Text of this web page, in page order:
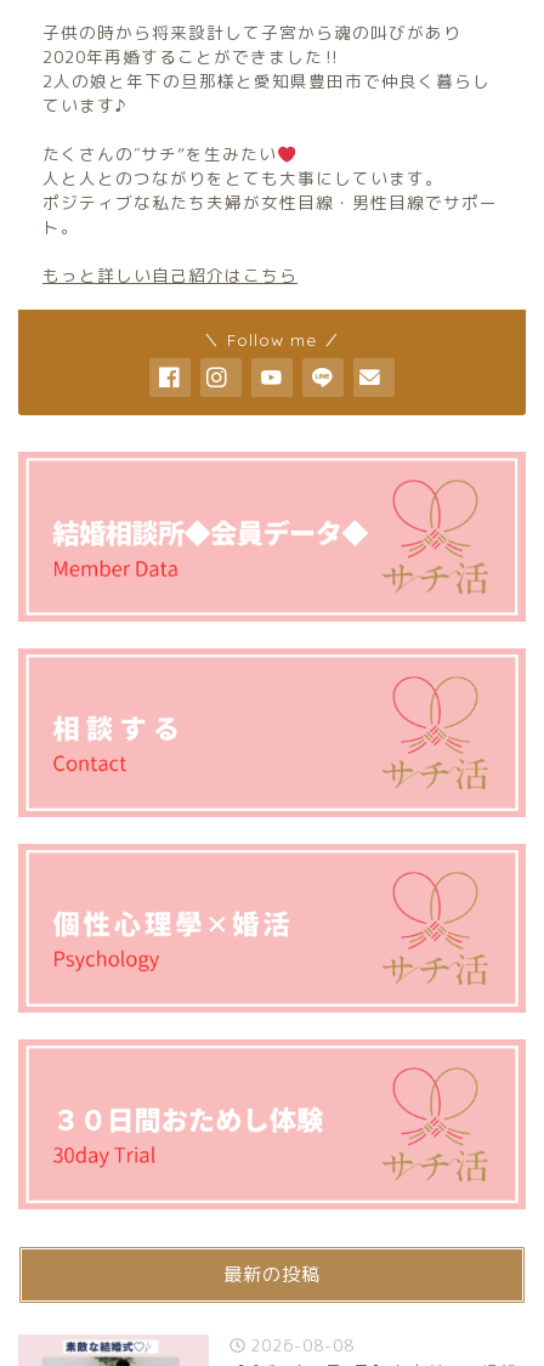
子供の時から将来設計して子宮から魂の叫びがあり
2020年再婚することができました‼︎
2人の娘と年下の旦那様と愛知県豊田市で仲良く暮らし
ています♪
たくさんの″サチ”を生みたい
人と人とのつながりをとても大事にしています。
ポジティブな私たち夫婦が女性目線・男性目線でサポー
ト。
もっと詳しい自己紹介はこちら
＼ Follow me ／
最新の投稿
2026-08-08